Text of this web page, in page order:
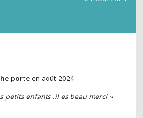
porte en août 2024
petits enfants .il es beau merci »